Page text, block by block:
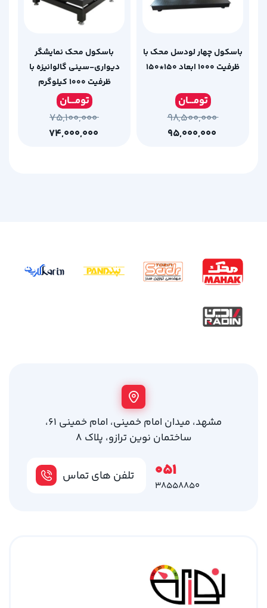
باسکول چهار لودسل محک با
ظرفیت 1000 ابعاد 150*150
تومـــان
۹۸,۵۰۰,۰۰۰
باسکول محک نمایشگر
دیواری-سینی گالوانیزه با
ظرفیت 1000 کیلوگرم
تومـــان
۷۵,۱۰۰,۰۰۰
مشهد، میدان امام خمینی، امام خمینی 61،
ساختمان نوین ترازو، پلاک 8
تلفن های تماس 051
38558850